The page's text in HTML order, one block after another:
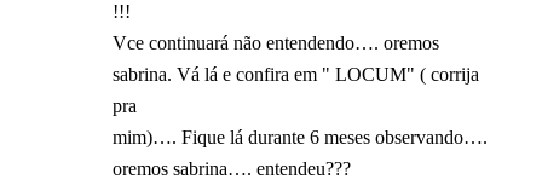
!!!
Vce continuará não entendendo…. oremos
sabrina. Vá lá e confira em " LOCUM" ( corrija
pra
mim)…. Fique lá durante 6 meses observando….
oremos sabrina…. entendeu???